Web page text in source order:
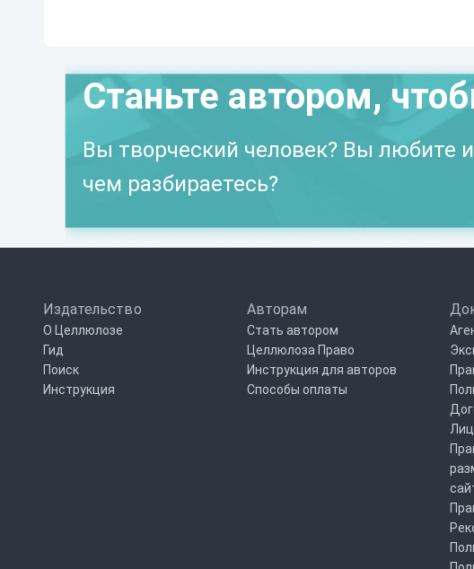
Станьте автором,
Вы творческий человек? Вы любите
чем разбираетесь?
Издательство
О Целлюлозе
Гид
Поиск
Инструкция
Авторам
Стать автором
Целлюлоза Право
Инструкция для авторов
Способы оплаты